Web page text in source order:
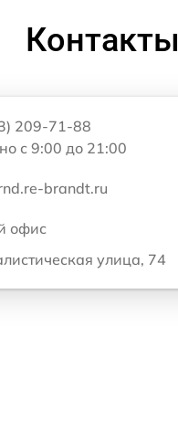
Контакты
209-71-88
с 9:00 до 21:00
brandt.ru
офис
улица, 74